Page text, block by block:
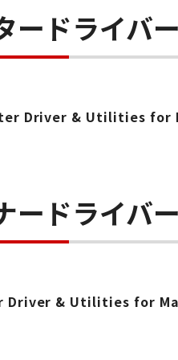
ードライバ
Driver & Utilities for
ードライバ
Driver & Utilities for